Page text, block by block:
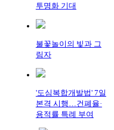
투명화 기대
불꽃놀이의 빛과 그
림자
'도심복합개발법' 7일
본격 시행…건폐율·
용적률 특례 부여